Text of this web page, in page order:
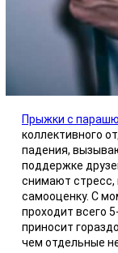
Прыжки с
коллективного
падения,
поддержке
снимают
самооценку. С
проходит всего
приносит
чем отдельные